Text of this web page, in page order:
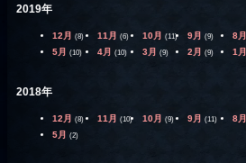
2019年
12月 (8) 11月 (6) 10月 (11) 9月 (9) 8月
5月 (10) 4月 (10) 3月 (9) 2月 (9) 1月
2018年
12月 (8) 11月 (10) 10月 (9) 9月 (11) 8月
5月 (2)